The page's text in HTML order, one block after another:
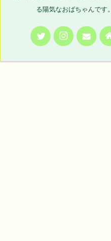
る陽気なおばちゃんです。